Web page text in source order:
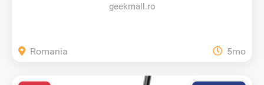
geekmall.ro
Romania 5mo